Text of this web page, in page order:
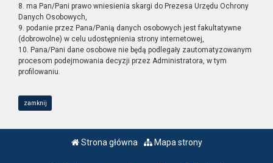
8. ma Pan/Pani prawo wniesienia skargi do Prezesa Urzędu Ochrony
Danych Osobowych,
9. podanie przez Pana/Panią danych osobowych jest fakultatywne
(dobrowolne) w celu udostępnienia strony internetowej,
10. Pana/Pani dane osobowe nie będą podlegały zautomatyzowanym
procesom podejmowania decyzji przez Administratora, w tym
profilowaniu.
zamknij
Strona główna Mapa strony